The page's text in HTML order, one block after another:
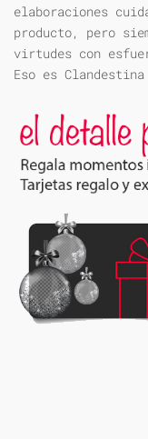
elaboraciones
producto, pero
virtudes con
Eso es